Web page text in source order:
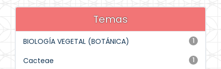
Temas
1
BIOLOGÍA VEGETAL (BOTÁNICA)
1
Cacteae